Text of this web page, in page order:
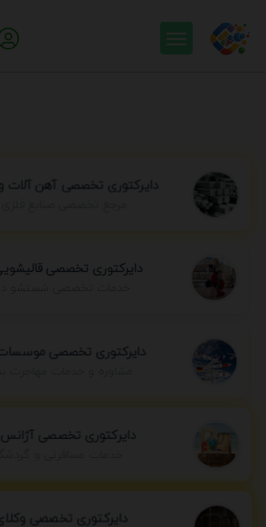
دایرکتوری تخصصی آهن آلات و
مرجع تخصصی صنایع
دایرکتوری تخصصی
خدمات تخصصی شستشو در
دایرکتوری تخصصی موسسات
مشاوره و خدمات مهاجرت
دایرکتوری تخصصی
دایرکتوری تخصصی